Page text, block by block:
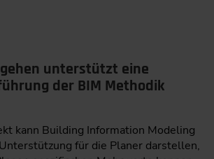
unterstützt eine
der BIM Methodik
kann Building Information Modeling
für die Planer darstellen,